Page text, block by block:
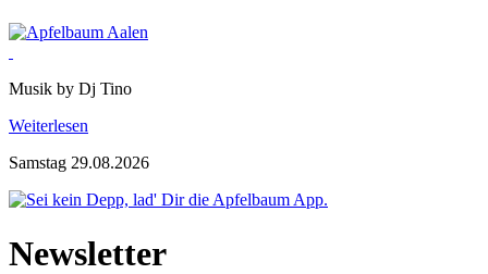
Musik by Dj Tino
Weiterlesen
Samstag 29.08.2026
Newsletter